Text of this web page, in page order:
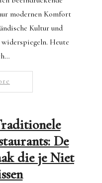
modernen Komfort
Kultur und
Heute
De
die je Niet